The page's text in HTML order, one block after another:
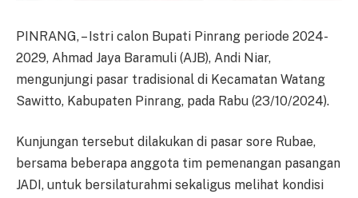
PINRANG, – Istri calon Bupati Pinrang periode 2024-
2029, Ahmad Jaya Baramuli (AJB), Andi Niar,
mengunjungi pasar tradisional di Kecamatan Watang
Sawitto, Kabupaten Pinrang, pada Rabu (23/10/2024).
Kunjungan tersebut dilakukan di pasar sore Rubae,
bersama beberapa anggota tim pemenangan pasangan
JADI, untuk bersilaturahmi sekaligus melihat kondisi